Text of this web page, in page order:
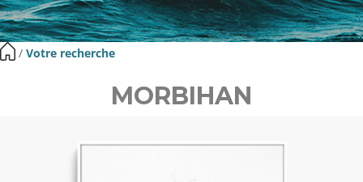
​ / Votre recherche
MORBIHAN